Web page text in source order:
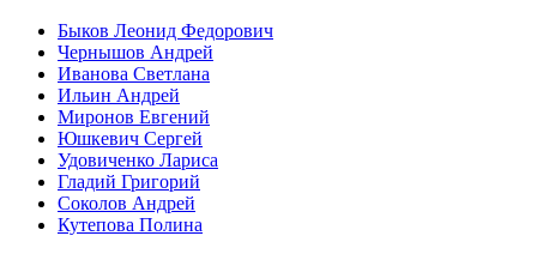
Быков Леонид Федорович
Чернышов Андрей
Иванова Светлана
Ильин Андрей
Миронов Евгений
Юшкевич Сергей
Удовиченко Лариса
Гладий Григорий
Соколов Андрей
Кутепова Полина